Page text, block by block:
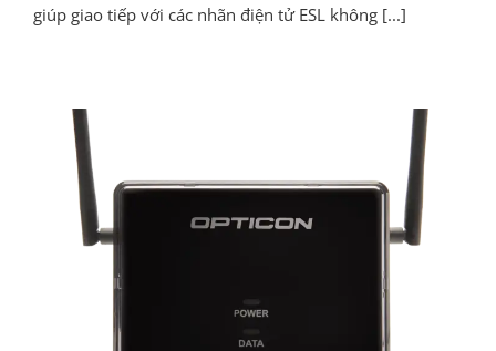
giúp giao tiếp với các nhãn điện tử ESL không[...]